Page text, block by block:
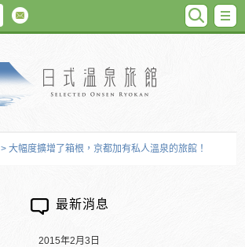
> 大幅度擴增了箱根，京都加有私人溫泉的旅館！
最新消息
2015年2月3日